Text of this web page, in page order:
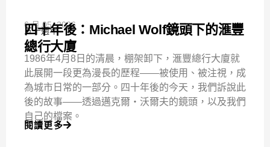
6 月 05, 2026
五十週年
四十年後：Michael Wolf鏡頭下的滙豐
總行大廈
1986年4月8日的清晨，棚架卸下，滙豐總行大廈就
此展開一段更為漫長的歷程——被使用、被注視，成
為城市日常的一部分。四十年後的今天，我們訴說此
後的故事——透過邁克爾・沃爾夫的鏡頭，以及我們
自己的檔案。
閱讀更多